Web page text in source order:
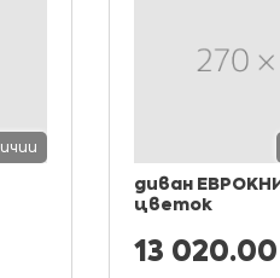
диван
цветок
13